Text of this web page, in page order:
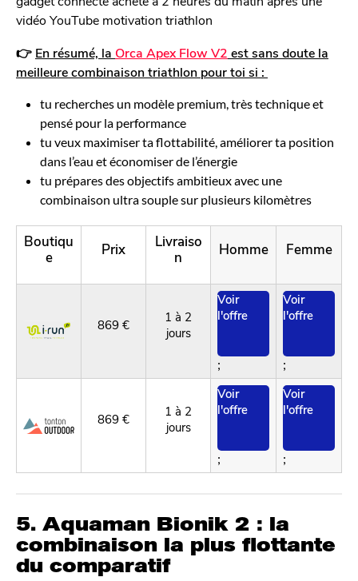
vidéo YouTube motivation triathlon
👉 En résumé, la Orca Apex Flow V2 est sans doute la
meilleure combinaison triathlon pour toi si :
tu recherches un modèle premium, très technique et
pensé pour la performance
tu veux maximiser ta flottabilité, améliorer ta position
dans l’eau et économiser de l’énergie
tu prépares des objectifs ambitieux avec une
combinaison ultra souple sur plusieurs kilomètres
Boutiqu
e
Prix
Livraiso
n
Homme Femme
869 €
1 à 2
jours
Voir
l'offre
;
Voir
l'offre
;
869 €
1 à 2
jours
Voir
l'offre
;
Voir
l'offre
;
5. Aquaman Bionik 2 : la
combinaison la plus flottante
du comparatif